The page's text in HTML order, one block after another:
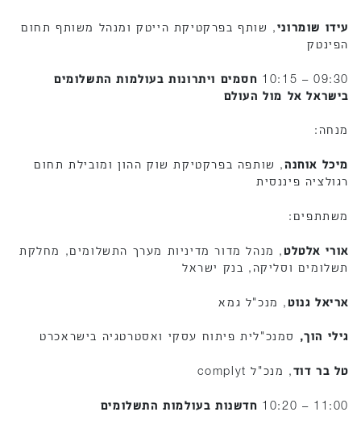
עידו שומרוני, שותף בפרקטיקת הייטק ומנהל משותף תחום
הפינטק
09:30 – 10:15
חסמים ויתרונות בעולמות התשלומים
בישראל אל מול העולם
מנחה:
מיכל אוחנה, שותפה בפרקטיקת שוק ההון ומובילת תחום
רגולציה פיננסית
משתתפים:
אורי אלטלט , מנהל מדור מדיניות מערך התשלומים, מחלקת
תשלומים וסליקה, בנק ישראל
אריאל גנוט , מנכ"ל גמא
גילי הוך, סמנכ"לית פיתוח עסקי ואסטרטגיה בישראכרט
טל בר דוד, מנכ"ל complyt
11:00 – 10:20 חדשנות בעולמות התשלומים